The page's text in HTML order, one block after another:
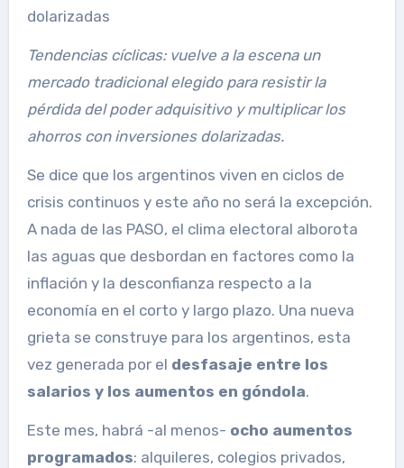
dolarizadas
Tendencias cíclicas: vuelve a la escena un
mercado tradicional elegido para resistir la
pérdida del poder adquisitivo y multiplicar los
ahorros con inversiones dolarizadas.
Se dice que los argentinos viven en ciclos de
crisis continuos y este año no será la excepción.
A nada de las PASO, el clima electoral alborota
las aguas que desbordan en factores como la
inflación y la desconfianza respecto a la
economía en el corto y largo plazo. Una nueva
grieta se construye para los argentinos, esta
vez generada por el desfasaje entre los
salarios y los aumentos en góndola.
Este mes, habrá -al menos- ocho aumentos
programados: alquileres, colegios privados,